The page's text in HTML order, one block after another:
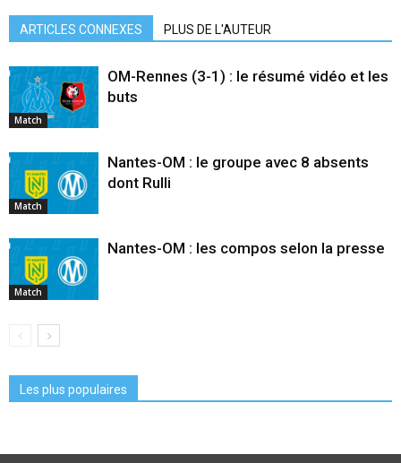
ARTICLES CONNEXES PLUS DE L'AUTEUR
Match
OM-Rennes (3-1) : le résumé vidéo et les
buts
Match
Nantes-OM : le groupe avec 8 absents
dont Rulli
Match
Nantes-OM : les compos selon la presse
Les plus populaires